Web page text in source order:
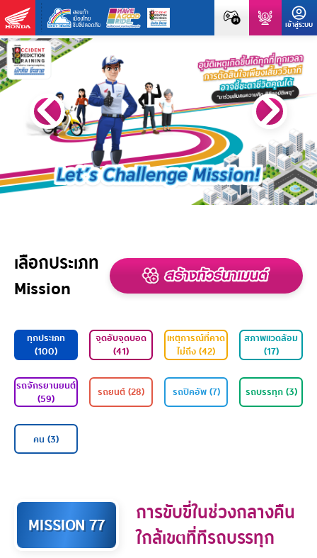
เลือกประเภท
Mission
ทุกประเภท
(100)
(59)
คน (3)
MISSION 77
การขับขี่ในช่วงกลางคืน
ใกล้เขตที่ทีรถบรรทุก